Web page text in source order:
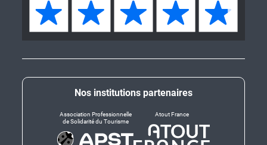
Nos institutions partenaires
Association Professionnelle
de Solidarité du Tourisme
Atout France